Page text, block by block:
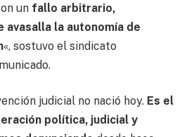
un fallo arbitrario,
avasalla la autonomía de
«, sostuvo el sindicato
judicial no nació hoy. Es el
política, judicial y